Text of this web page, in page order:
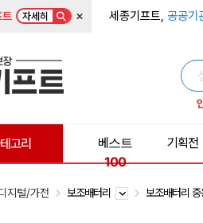
트 자세히 × 세종기프트, 공공기
고리
베스트
100
기획전
지털/가전 보조배터리 보조배터리